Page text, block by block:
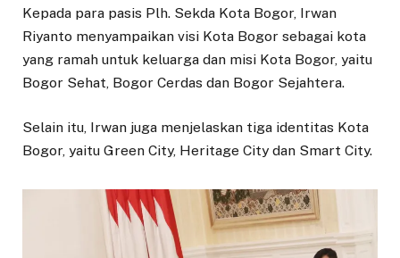
Kepada para pasis Plh. Sekda Kota Bogor, Irwan
Riyanto menyampaikan visi Kota Bogor sebagai kota
yang ramah untuk keluarga dan misi Kota Bogor, yaitu
Bogor Sehat, Bogor Cerdas dan Bogor Sejahtera.
Selain itu, Irwan juga menjelaskan tiga identitas Kota
Bogor, yaitu Green City, Heritage City dan Smart City.